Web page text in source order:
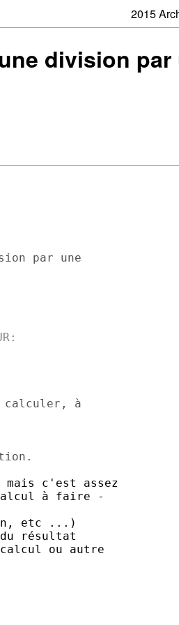
2015
division
par une
calculer, à
c'est assez
à faire -
etc ...)
résultat
ou autre